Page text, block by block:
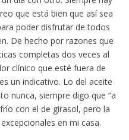
que está bien que así sea
poder disfrutar de todos
De hecho por razones que
completas dos veces al
clínico que esté fuera de
un indicativo. Lo del aceite
nunca, siempre digo que “a
con el de girasol, pero la
en mi casa.